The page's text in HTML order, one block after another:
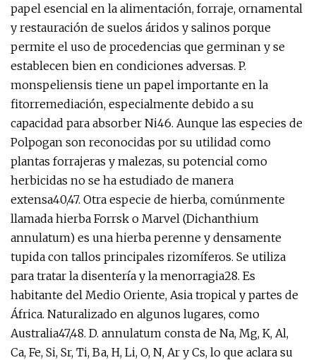
papel esencial en la alimentación, forraje, ornamental
y restauración de suelos áridos y salinos porque
permite el uso de procedencias que germinan y se
establecen bien en condiciones adversas. P.
monspeliensis tiene un papel importante en la
fitorremediación, especialmente debido a su
capacidad para absorber Ni46. Aunque las especies de
Polpogan son reconocidas por su utilidad como
plantas forrajeras y malezas, su potencial como
herbicidas no se ha estudiado de manera
extensa40,47. Otra especie de hierba, comúnmente
llamada hierba Forrsk o Marvel (Dichanthium
annulatum) es una hierba perenne y densamente
tupida con tallos principales rizomíferos. Se utiliza
para tratar la disentería y la menorragia28. Es
habitante del Medio Oriente, Asia tropical y partes de
África. Naturalizado en algunos lugares, como
Australia47,48. D. annulatum consta de Na, Mg, K, Al,
Ca, Fe, Si, Sr, Ti, Ba, H, Li, O, N, Ar y Cs, lo que aclara su